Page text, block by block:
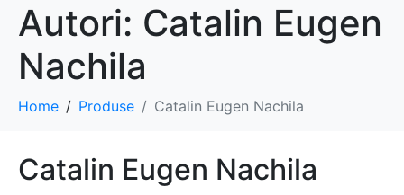
Autori: Catalin Eugen
Nachila
Home Produse Catalin Eugen Nachila
Catalin Eugen Nachila